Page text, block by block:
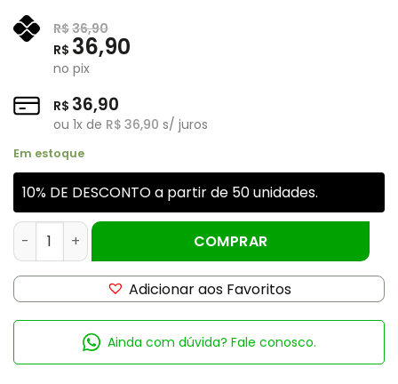
R$36,90
R$ 36,90
no pix
R$ 36,90
ou 1x de R$ 36,90 s/ juros
Em estoque
10% DE DESCONTO a partir de 50 unidades.
ESSENCIA VELA MORANGO 100GR quantidade
COMPRAR
Adicionar aos Favoritos
Ainda com dúvida? Fale conosco.